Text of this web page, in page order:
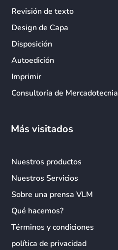
Revisión de texto
Design de Capa
Disposición
Autoedición
Imprimir
Consultoría de Mercadotecnia
Más visitados
Nuestros productos
Nuestros Servicios
Sobre una prensa VLM
Qué hacemos?
Términos y condiciones
política de privacidad